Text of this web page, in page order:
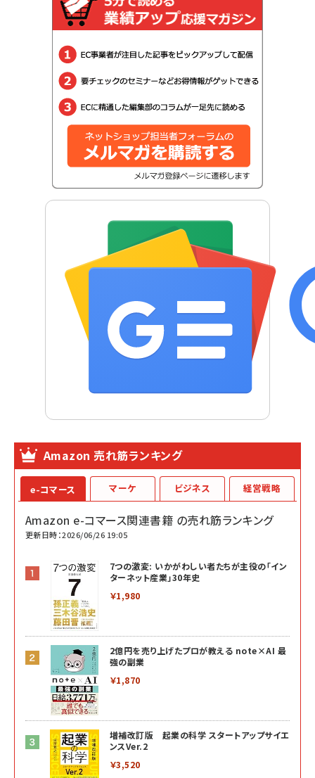
Amazon 売れ筋ランキング
e-コマース
Amazon e-コマース関連書籍 の売れ筋ランキング
更新日時：2026/06/26 19:05
7つの激変: いかがわしい者たちが主役の「イン
ターネット産業」30年史
￥1,980
2億円を売り上げたプロが教える note×AI 最
強の副業
￥1,870
増補改訂版 起業の科学 スタートアップサイエ
ンスVer.2
￥3,520
マーケ ビジネス 経営戦略